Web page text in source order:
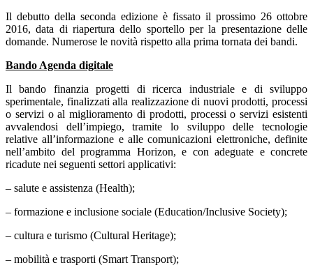
Il debutto della seconda edizione è fissato il prossimo 26 ottobre
2016, data di riapertura dello sportello per la presentazione delle
domande. Numerose le novità rispetto alla prima tornata dei bandi.
Bando Agenda digitale
Il bando finanzia progetti di ricerca industriale e di sviluppo
sperimentale, finalizzati alla realizzazione di nuovi prodotti, processi
o servizi o al miglioramento di prodotti, processi o servizi esistenti
avvalendosi dell’impiego, tramite lo sviluppo delle tecnologie
relative all’informazione e alle comunicazioni elettroniche, definite
nell’ambito del programma Horizon, e con adeguate e concrete
ricadute nei seguenti settori applicativi:
– salute e assistenza (Health);
– formazione e inclusione sociale (Education/Inclusive Society);
– cultura e turismo (Cultural Heritage);
– mobilità e trasporti (Smart Transport);